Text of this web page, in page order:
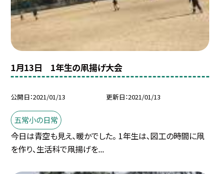
1月13日 1年生の凧揚げ大会
公開日 2021/01/13 更新日 2021/01/13
五常小の日常
今日は青空も見え、暖かでした。 1年生は、図工の時間に凧
を作り、生活科で凧揚げを...